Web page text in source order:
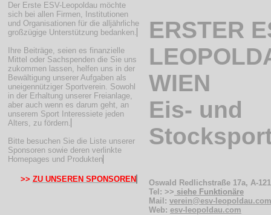
Der Erste ESV-Leopoldau möchte
sich bei allen Firmen, Institutionen
und Organisationen für die alljährliche
großzügige Unterstützung bedanken.
Ihre Beiträge, seien es finanzielle
Mittel oder Sachspenden die Sie uns
zukommen lassen, helfen uns in der
Bewältigung unserer Aufgaben als
uneigennütziger Sportverein. Sowohl
in der Erhaltung unserer Freianlage,
aber auch wenn es darum geht, an
unserem Sport Interessiete jeden
Alters, zu fördern.
Bitte besuchen Sie die Liste unserer
Sponsoren sowie deren verlinkte
Homepages und Produkten
>> ZU UNSEREN SPONSOREN
ERSTER
WIEN
Eis- und
Oswald Redlichstraße 17a, A-
Tel: >> siehe Funktionäre
Mail: verein@esv-leopoldau.com
Web: esv-leopoldau.com